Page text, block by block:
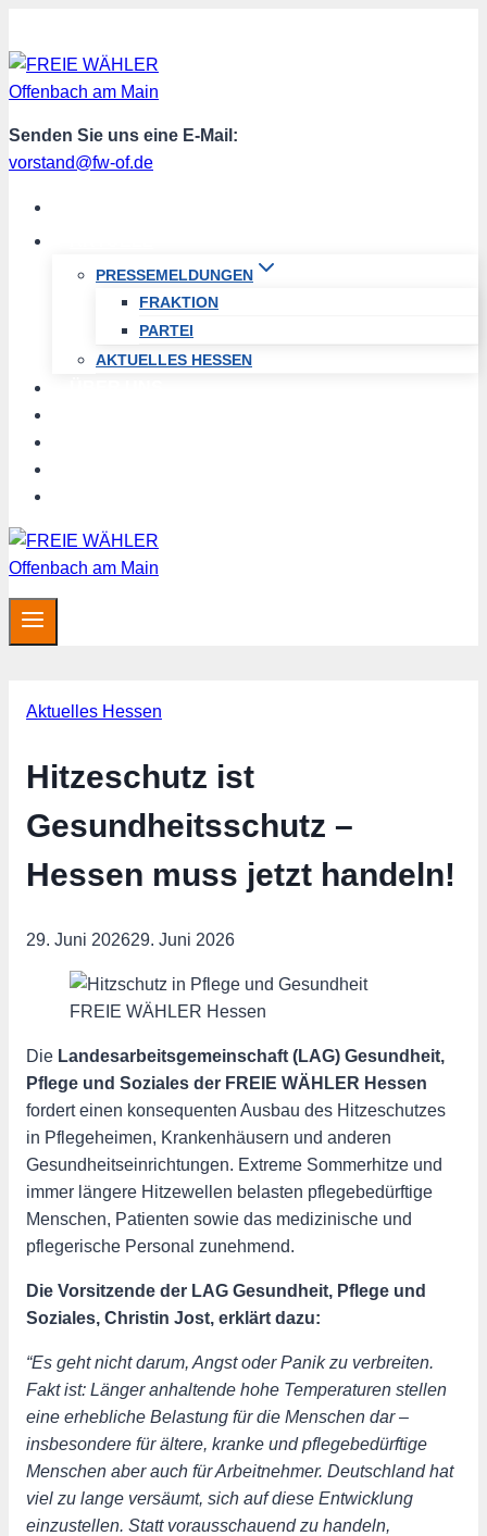
Inhalt
springen
Senden Sie uns eine E-Mail:
vorstand@fw-of.de
PRESSEMELDUNGEN
FRAKTION
PARTEI
AKTUELLES HESSEN
Aktuelles Hessen
Hitzeschutz ist
Gesundheitsschutz –
Hessen muss jetzt handeln!
29. Juni 202629. Juni 2026
Die Landesarbeitsgemeinschaft (LAG) Gesundheit,
Pflege und Soziales der FREIE WÄHLER Hessen
fordert einen konsequenten Ausbau des Hitzeschutzes
in Pflegeheimen, Krankenhäusern und anderen
Gesundheitseinrichtungen. Extreme Sommerhitze und
immer längere Hitzewellen belasten pflegebedürftige
Menschen, Patienten sowie das medizinische und
pflegerische Personal zunehmend.
Die Vorsitzende der LAG Gesundheit, Pflege und
Soziales, Christin Jost, erklärt dazu:
“Es geht nicht darum, Angst oder Panik zu verbreiten.
Fakt ist: Länger anhaltende hohe Temperaturen stellen
eine erhebliche Belastung für die Menschen dar –
insbesondere für ältere, kranke und pflegebedürftige
Menschen aber auch für Arbeitnehmer. Deutschland hat
viel zu lange versäumt, sich auf diese Entwicklung
einzustellen. Statt vorausschauend zu handeln,